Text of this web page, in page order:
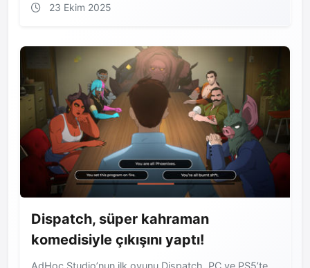
23 Ekim 2025
Dispatch, süper kahraman
komedisiyle çıkışını yaptı!
AdHoc Studio’nun ilk oyunu Dispatch, PC ve PS5’te